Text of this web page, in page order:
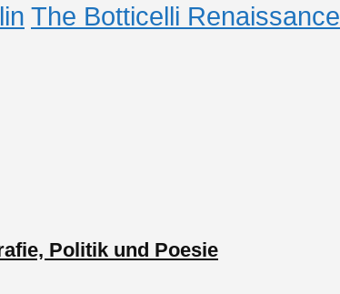
The Botticelli Renaissance
Politik und Poesie